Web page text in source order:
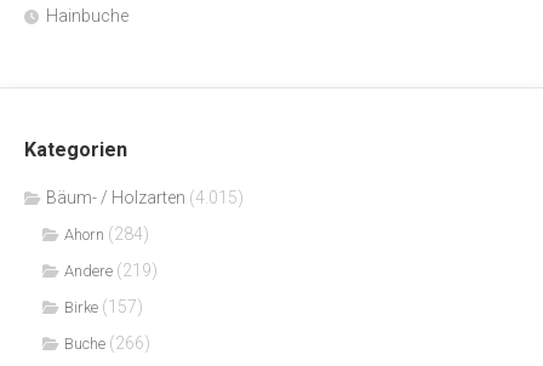
Hainbuche
Kategorien
Bäum- / Holzarten (4.015)
Ahorn (284)
Andere (219)
Birke (157)
Buche (266)